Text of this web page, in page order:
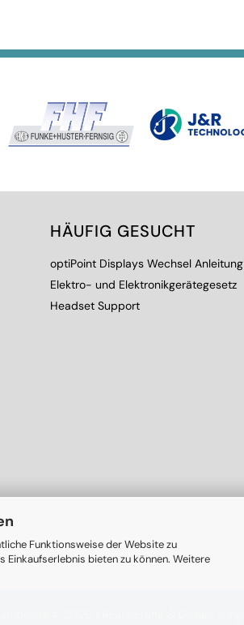
Funktionsweise der Website zu
Einkaufserlebnis bieten zu können. Weitere
HÄUFIG GESUCHT
optiPoint Displays Wechsel Anleitung
Elektro- und Elektronikgerätegesetz
Headset Support